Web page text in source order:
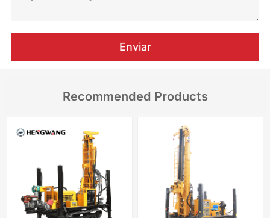
Enviar
Recommended Products